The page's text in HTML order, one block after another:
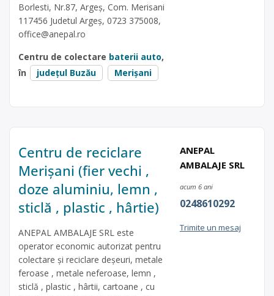
Borlesti, Nr.87, Argeș, Com. Merisani
117456 Judetul Argeș, 0723 375008,
office@anepal.ro
Centru de colectare baterii auto,
în
județul Buzău Merișani
Centru de reciclare
Merișani (fier vechi ,
doze aluminiu, lemn ,
sticlă , plastic , hârtie)
ANEPAL AMBALAJE SRL este
operator economic autorizat pentru
colectare și reciclare deșeuri, metale
feroase , metale neferoase, lemn ,
sticlă , plastic , hârtii, cartoane , cu
ANEPAL
AMBALAJE SRL
acum 6 ani
0248610292
Trimite un mesaj